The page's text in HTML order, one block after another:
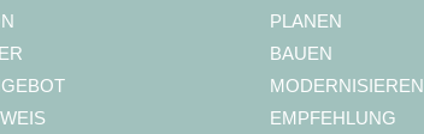
PLANEN
BAUEN
MODERNISIEREN
EMPFEHLUNG